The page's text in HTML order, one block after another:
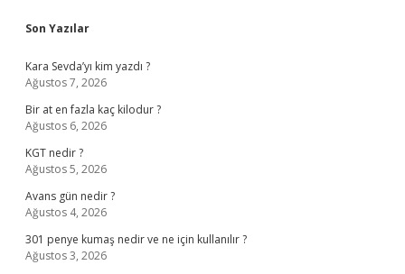
Sidebar
Son Yazılar
Kara Sevda’yı kim yazdı ?
Ağustos 7, 2026
Bir at en fazla kaç kilodur ?
Ağustos 6, 2026
KGT nedir ?
Ağustos 5, 2026
Avans gün nedir ?
Ağustos 4, 2026
301 penye kumaş nedir ve ne için kullanılır ?
Ağustos 3, 2026